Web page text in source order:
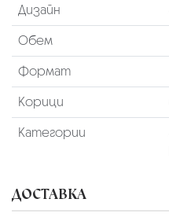
Дизайн
Обем
Формат
Корици
Категории
ДОСТАВКА